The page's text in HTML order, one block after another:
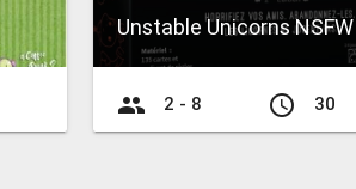
Unstable Unicorns NSFW
group 2 - 8 access_time 30